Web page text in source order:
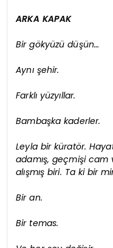
ARKA KAPAK
Bir gökyüzü düşün…
Aynı şehir.
Farklı yüzyıllar.
Bambaşka kaderler.
Leyla bir küratör.
adamış, geçmişi cam
alışmış biri. Ta ki bir
Bir an.
Bir temas.